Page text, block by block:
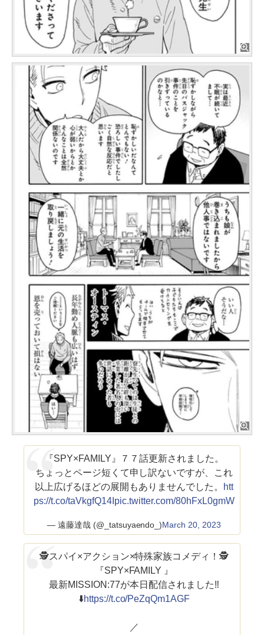
『SPY×FAMILY』７７話更新されました。
ちょっとページ短くて申し訳ないですが、これ
以上広げるほどの展開もありませんでした。
htt
ps://t.co/taVkgfQ14I pic.twitter.com/80hFxL0gmW
— 遠藤達哉 (@_tatsuyaendo_)March 20, 2023
🕵️スパイ×アクション×特殊家族コメディ！🕵️
『SPY×FAMILY 』
最新MISSION:77が本日配信されました‼️
⬇️https://t.co/PeZqQm1AGF
／